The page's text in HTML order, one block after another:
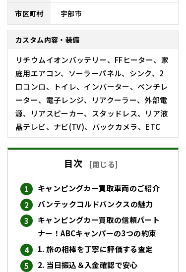
市区町村 宇部市
カスタム内容・装備
リチウムイオンバッテリー、FFヒーター、家
庭用エアコン、ソーラーパネル、シンク、2
口コンロ、トイレ、インバーター、ベンチレ
ーター、電子レンジ、リアクーラー、外部電
源、リアスピーカー、スタッドレス、リア液
晶テレビ、ナビ(TV)、バックカメラ、ETC
目次 [閉じる]
キャンピングカー買取車両のご紹介
バンテックコルドバンクスの魅力
キャンピングカー買取の信頼パート
ナー！ABCキャンパーの3つの約束
1. 旅の相棒を丁寧に評価する査定
2. 当日振込＆入金確認で安心